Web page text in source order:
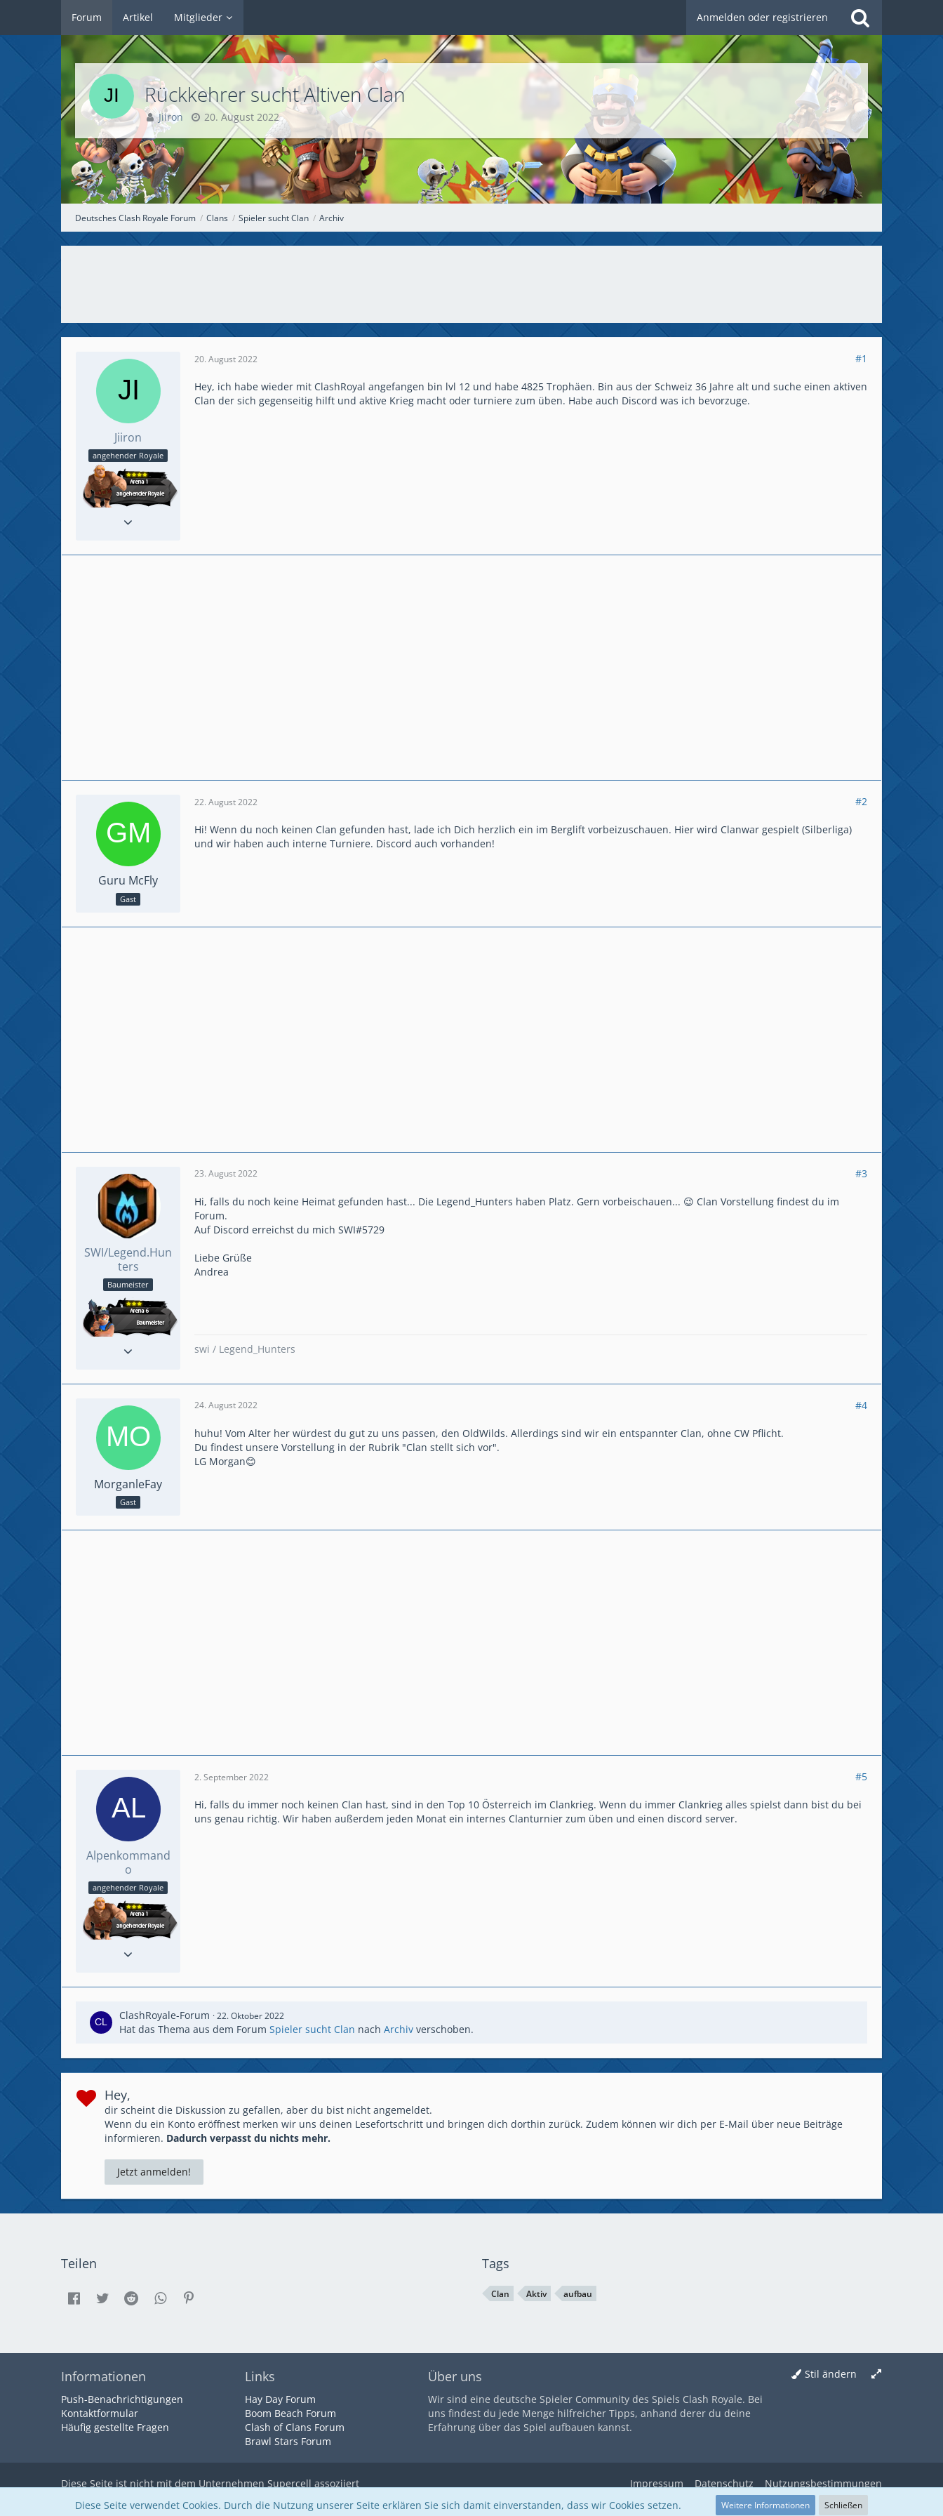
Forum Artikel Mitglieder Anmelden oder registrieren
Deutsches Clash Royale Forum Clans Spieler sucht Clan Archiv
Rückkehrer sucht Altiven Clan
Jiiron 20. August 2022
Jiiron
angehender Royale
20. August 2022 #1
Hey, ich habe wieder mit ClashRoyal angefangen bin lvl 12 und habe 4825 Trophäen. Bin aus der Schweiz 36 Jahre alt und suche einen aktiven
Clan der sich gegenseitig hilft und aktive Krieg macht oder turniere zum üben. Habe auch Discord was ich bevorzuge.
Guru McFly
Gast
22. August 2022 #2
Hi! Wenn du noch keinen Clan gefunden hast, lade ich Dich herzlich ein im Berglift vorbeizuschauen. Hier wird Clanwar gespielt (Silberliga)
und wir haben auch interne Turniere. Discord auch vorhanden!
SWI/Legend.Hun
ters
Baumeister
23. August 2022 #3
Hi, falls du noch keine Heimat gefunden hast... Die Legend_Hunters haben Platz. Gern vorbeischauen... 😉 Clan Vorstellung findest du im
Forum.
Auf Discord erreichst du mich SWI#5729
Liebe Grüße
Andrea
swi / Legend_Hunters
MorganleFay
Gast
24. August 2022 #4
huhu! Vom Alter her würdest du gut zu uns passen, den OldWilds. Allerdings sind wir ein entspannter Clan, ohne CW Pflicht.
Du findest unsere Vorstellung in der Rubrik "Clan stellt sich vor".
LG Morgan😊
Alpenkommand
o
angehender Royale
2. September 2022 #5
Hi, falls du immer noch keinen Clan hast, sind in den Top 10 Österreich im Clankrieg. Wenn du immer Clankrieg alles spielst dann bist du bei
uns genau richtig. Wir haben außerdem jeden Monat ein internes Clanturnier zum üben und einen discord server.
ClashRoyale-Forum 22. Oktober 2022
Hat das Thema aus dem Forum Spieler sucht Clan nach Archiv verschoben.
Hey,
dir scheint die Diskussion zu gefallen, aber du bist nicht angemeldet.
Wenn du ein Konto eröffnest merken wir uns deinen Lesefortschritt und bringen dich dorthin zurück. Zudem können wir dich per E-Mail über neue Beiträge
informieren. Dadurch verpasst du nichts mehr.
Jetzt anmelden!
Teilen Tags
Clan Aktiv aufbau
Stil ändern
Informationen
Push-Benachrichtigungen
Kontaktformular
Häufig gestellte Fragen
Links
Hay Day Forum
Boom Beach Forum
Clash of Clans Forum
Brawl Stars Forum
Über uns
Wir sind eine deutsche Spieler Community des Spiels Clash Royale. Bei
uns findest du jede Menge hilfreicher Tipps, anhand derer du deine
Erfahrung über das Spiel aufbauen kannst.
Diese Seite ist nicht mit dem Unternehmen Supercell assoziiert
Community-Software:WoltLab Suite™
Impressum Datenschutz
Nutzungsbestimmungen
Diese Seite verwendet Cookies. Durch die Nutzung unserer Seite erklären Sie sich damit einverstanden, dass wir Cookies setzen.
Weitere Informationen Schließen